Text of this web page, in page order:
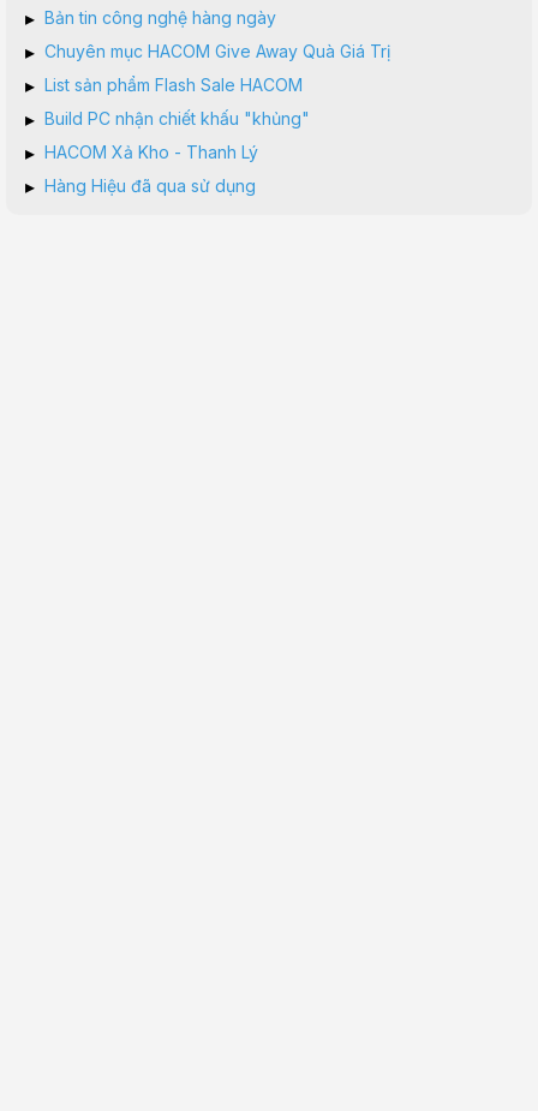
▸ Bản tin công nghệ hàng ngày
▸ Chuyên mục HACOM Give Away Quà Giá Trị
▸ List sản phẩm Flash Sale HACOM
▸ Build PC nhận chiết khấu "khủng"
▸ HACOM Xả Kho - Thanh Lý
▸ Hàng Hiệu đã qua sử dụng